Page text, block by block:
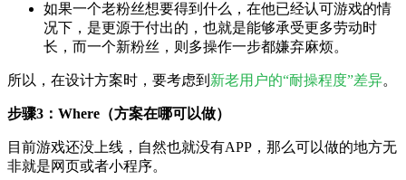
如果一个老粉丝想要得到什么，在他已经认可游戏的情
况下，是更源于付出的，也就是能够承受更多劳动时
长，而一个新粉丝，则多操作一步都嫌弃麻烦。
所以，在设计方案时，要考虑到 新老用户的“耐操程度”差异。
步骤3：Where（方案在哪可以做）
目前游戏还没上线，自然也就没有APP，那么可以做的地方无
非就是网页或者小程序。